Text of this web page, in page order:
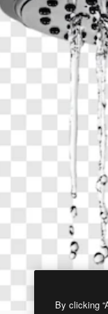
By clicking